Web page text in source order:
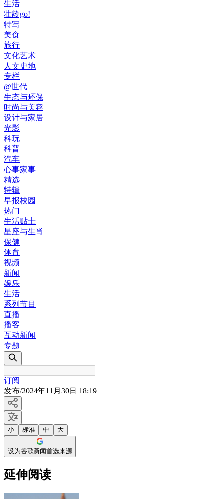
生活
壮龄go!
特写
美食
旅行
文化艺术
人文史地
专栏
@世代
生态与环保
时尚与美容
设计与家居
光影
科玩
科普
汽车
心事家事
精选
特辑
早报校园
热门
生活贴士
星座与生肖
保健
体育
视频
新闻
娱乐
生活
系列节目
直播
播客
互动新闻
专题
订阅
发布/2024年11月30日 18:19
小 标准 中 大
设为谷歌新闻首选来源
延伸阅读